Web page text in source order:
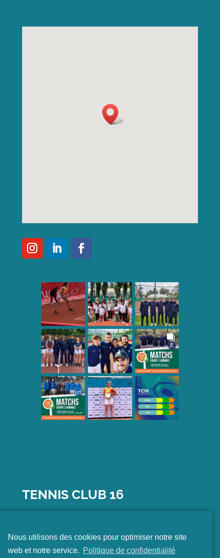
TENNIS CLUB 16
75016 PARIS
Nous utilisons des cookies pour optimiser notre site
web et notre service. Politique de confidentialité